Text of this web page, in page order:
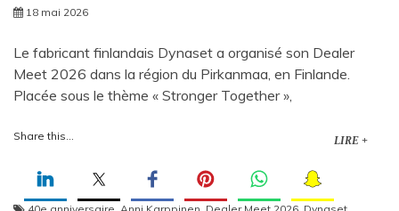
18 mai 2026
Le fabricant finlandais Dynaset a organisé son Dealer
Meet 2026 dans la région du Pirkanmaa, en Finlande.
Placée sous le thème « Stronger Together »,
Share this... LIRE +